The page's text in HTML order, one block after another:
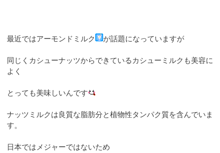
最近ではアーモンドミルク が話題になっていますが
同じくカシューナッツからできているカシューミルクも美容に
よく
とっても美味しいんです
ナッツミルクは良質な脂肪分と植物性タンパク質を含んでいま
す。
日本ではメジャーではないため